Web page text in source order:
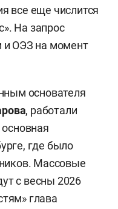
все еще числится
На запрос
и ОЭЗ на момент
основателя
, работали
где было
Массовые
с весны 2026
глава